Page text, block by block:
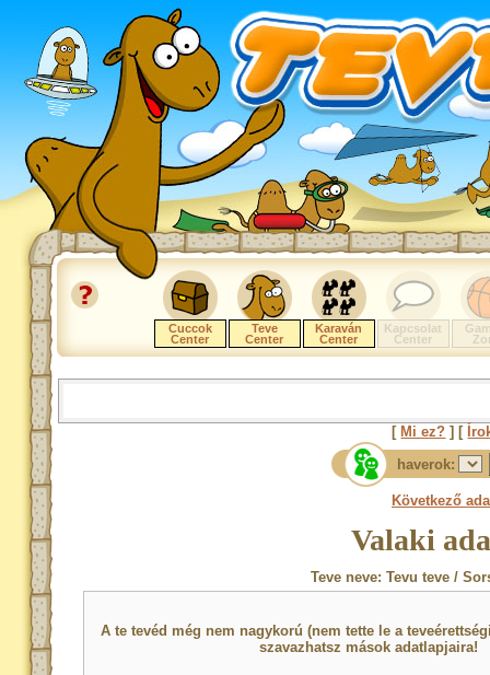
Cuccok
Center
Teve
Center
Karaván
Center
Kapcsolat
Center
[ Mi ez? ] [
haverok:
Következő
Valaki
Teve neve: Tevu teve /
A te tevéd még nem nagykorú (nem tette le a
szavazhatsz mások adatlapjaira!